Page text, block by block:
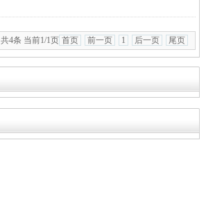
共4条 当前1/1页 首页 前一页 1 后一页 尾页